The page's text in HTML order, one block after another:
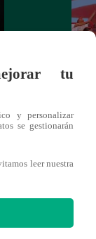
tu
y personalizar
se gestionarán
leer nuestra